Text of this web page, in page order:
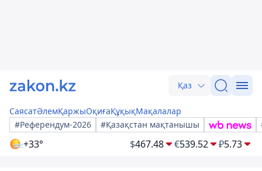
Қаз
СаясатӘлемҚаржыОқиғаҚұқықМақалалар
#Референдум-2026
#Қазақстан мақтанышы
+33° $467.48 €539.52 ₽5.73